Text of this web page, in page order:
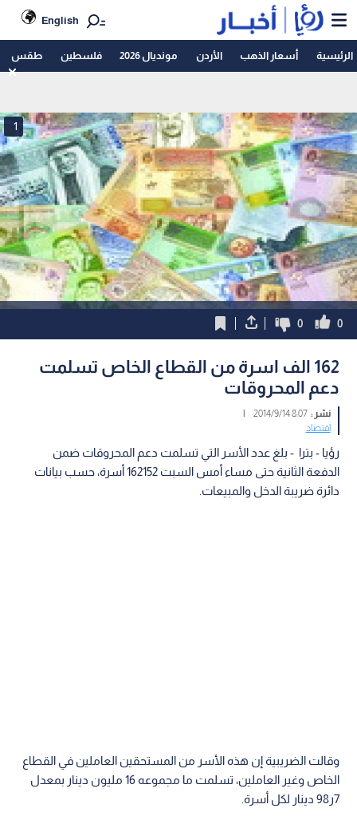
English
الرئيسية أسعار الذهب الأردن مونديال 2026 فلسطين طقس
1
0
0
162 الف اسرة من القطاع الخاص تسلمت
دعم المحروقات
نشر :8:07 2014/9/14
|
اقتصاد
رؤيا - بترا - بلغ عدد الأسر التي تسلمت دعم المحروقات ضمن
الدفعة الثانية حتى مساء أمس السبت 162152 أسرة، حسب بيانات
دائرة ضريبة الدخل والمبيعات.
وقالت الضريبية إن هذه الأسر من المستحقين العاملين في القطاع
الخاص وغير العاملين، تسلمت ما مجموعه 16 مليون دينار بمعدل
7ر98 دينار لكل أسرة.